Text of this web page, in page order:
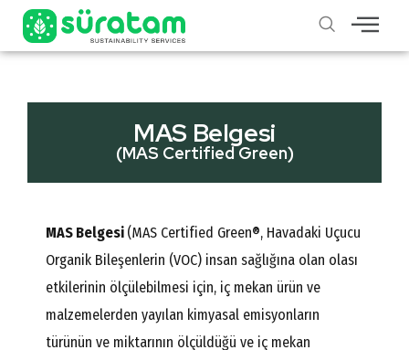
MAS Belgesi
(MAS Certified Green)
MAS Belgesi (MAS Certified Green®, Havadaki Uçucu
Organik Bileşenlerin (VOC) insan sağlığına olan olası
etkilerinin ölçülebilmesi için, iç mekan ürün ve
malzemelerden yayılan kimyasal emisyonların
türünün ve miktarının ölçüldüğü ve iç mekan